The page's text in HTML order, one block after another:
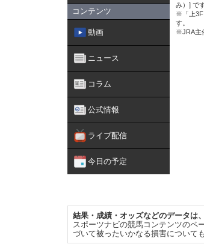
コンテンツ
動画
ニュース
コラム
公式情報
ライブ配信
今日の予定
み）] です
※「上3F
す。
※JRA主
結果・成績・オッズなどのデータは
スポーツナビの競馬コンテンツのペ
づいて被ったいかなる損害について